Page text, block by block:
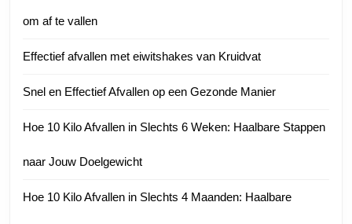
om af te vallen
Effectief afvallen met eiwitshakes van Kruidvat
Snel en Effectief Afvallen op een Gezonde Manier
Hoe 10 Kilo Afvallen in Slechts 6 Weken: Haalbare Stappen
naar Jouw Doelgewicht
Hoe 10 Kilo Afvallen in Slechts 4 Maanden: Haalbare